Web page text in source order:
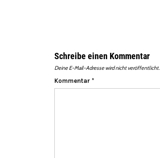
Schreibe einen Kommentar
Deine E-Mail-Adresse wird nicht veröffentlicht.
Kommentar *